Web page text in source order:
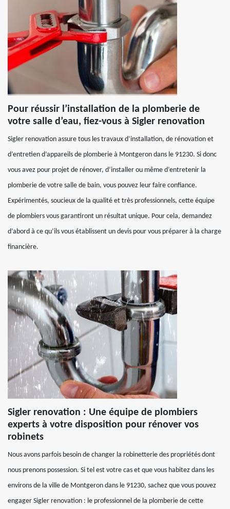
Pour réussir l’installation de la plomberie de
votre salle d’eau, fiez-vous à Sigler renovation
Sigler renovation assure tous les travaux d’installation, de rénovation et
d’entretien d’appareils de plomberie à Montgeron dans le 91230. Si donc
vous avez pour projet de rénover, d’installer ou même d’entretenir la
plomberie de votre salle de bain, vous pouvez leur faire confiance.
Expérimentés, soucieux de la qualité et très professionnels, cette équipe
de plombiers vous garantiront un résultat unique. Pour cela, demandez
d’abord à ce qu’ils vous établissent un devis pour vous préparer à la charge
financière.
Sigler renovation : Une équipe de plombiers
experts à votre disposition pour rénover vos
robinets
Nous avons parfois besoin de changer la robinetterie des propriétés dont
nous prenons possession. Si tel est votre cas et que vous habitez dans les
environs de la ville de Montgeron dans le 91230, sachez que vous pouvez
engager Sigler renovation : le professionnel de la plomberie de cette